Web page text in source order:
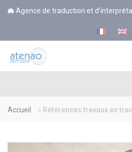
Agence de traduction et
Accueil » Références travaux en
Panneau de gestion des cookies